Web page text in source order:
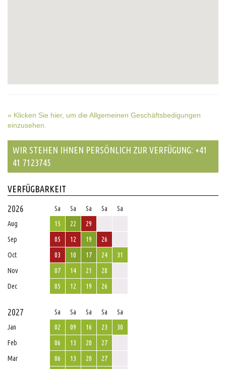
» Klicken Sie hier, um die Allgemeinen Geschäftsbedigungen
einzusehen.
WIR STEHEN IHNEN PERSÖNLICH ZUR VERFÜGUNG: +41
41 7123745
VERFÜGBARKEIT
2026
Sa Sa Sa Sa
Sa
Aug
15 22
29
Sep
05 12 19
26
Oct
03 10 17 24
31
Nov
07 14 21
28
Dec
05 12 19 26
2027 Sa Sa Sa Sa
Sa
Jan
02 09 16 23
30
Feb
06 13 20
27
Mar
06 13 20
27